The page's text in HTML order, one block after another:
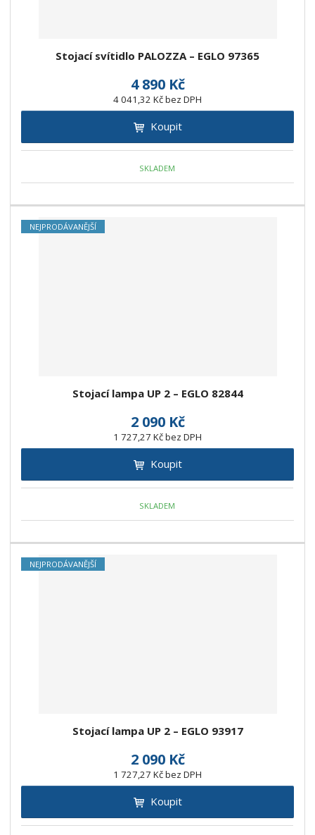
Stojací svítidlo PALOZZA – EGLO 97365
4 890 Kč
4 041,32 Kč bez DPH
Koupit
SKLADEM
NEJPRODÁVANĚJŠÍ
Stojací lampa UP 2 – EGLO 82844
2 090 Kč
1 727,27 Kč bez DPH
Koupit
SKLADEM
NEJPRODÁVANĚJŠÍ
Stojací lampa UP 2 – EGLO 93917
2 090 Kč
1 727,27 Kč bez DPH
Koupit